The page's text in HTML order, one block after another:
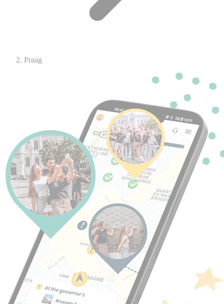
Praag